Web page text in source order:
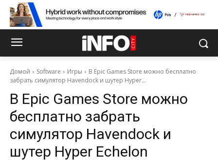
Домой Software Игры
В Epic Games Store можно бесплатно
забрать симулятор Havendock и шутер Hyper...
В Epic Games Store можно
бесплатно забрать
симулятор Havendock и
шутер Hyper Echelon